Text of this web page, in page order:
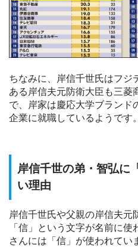
ちなみに、岸信千世氏はフジ
ある岸信夫元防衛大臣も三菱
で、岸家は慶応大学ブランド
企業に就職しているようです。
岸信千世の弟・智弘に
い理由
岸信千世氏や父親の岸信夫元
「信」という文字が名前に
さんには「信」が使われてい